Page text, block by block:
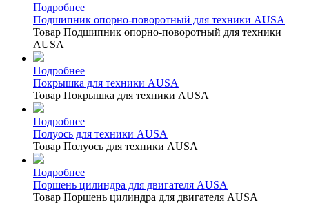
Подробнее
Подшипник опорно-поворотный для техники AUSA
Товар Подшипник опорно-поворотный для техники
AUSA
Подробнее
Покрышка для техники AUSA
Товар Покрышка для техники AUSA
Подробнее
Полуось для техники AUSA
Товар Полуось для техники AUSA
Подробнее
Поршень цилиндра для двигателя AUSA
Товар Поршень цилиндра для двигателя AUSA